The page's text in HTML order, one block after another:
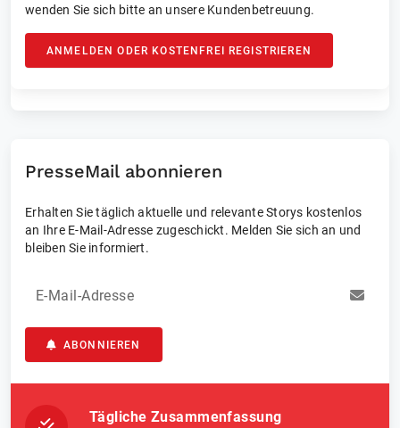
wenden Sie sich bitte an unsere Kundenbetreuung.
ANMELDEN ODER KOSTENFREI REGISTRIEREN
PresseMail abonnieren
Erhalten Sie täglich aktuelle und relevante Storys kostenlos
an Ihre E-Mail-Adresse zugeschickt. Melden Sie sich an und
bleiben Sie informiert.
E-Mail-Adresse
ABONNIEREN
Tägliche Zusammenfassung